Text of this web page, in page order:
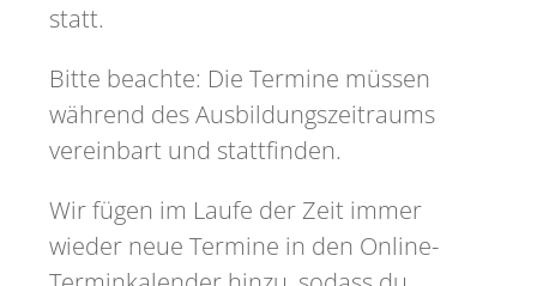
statt.
Bitte beachte: Die Termine müssen
während des Ausbildungszeitraums
vereinbart und stattfinden.
Wir fügen im Laufe der Zeit immer
wieder neue Termine in den Online-